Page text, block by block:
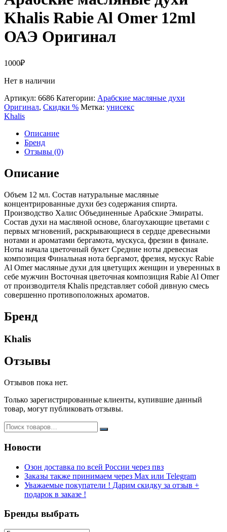
Khalis Rabie Al Omer 12ml
ОАЭ Оригинал
1000₽
Нет в наличии
Артикул: 6686 Категории: Арабские масляные духи
Оригинал, Скидки % Метка: унисекс
Khalis
Описание
Бренд
Отзывы (0)
Описание
Объем 12 мл. Состав натуральные масляные
концентрированные духи без содержания спирта.
Производство Халис Объединенные Арабские Эмираты.
Состав духи на масляной основе, благоухающие цветами с
первых мгновений, раскрывающиеся в сердце древесными
нотами и ароматами бергамота, мускуса, фрезии в финале.
Ноты начала цветочный букет Средние ноты древесная
композиция Финальная нота бергамот, фрезия, мускус Rabie
Al Omer масляные духи для цветущих женщин и уверенных в
себе мужчин Восточная цветочная композиция Rabie Al Omer
от производителя Khalis представляет собой дивную смесь
совершенно противоположных ароматов.
Бренд
Khalis
Отзывы
Отзывов пока нет.
Только зарегистрированные клиенты, купившие данный
товар, могут публиковать отзывы.
Новости
Озон доставка по всей России через пвз
Заказы также принимаем через Max или Telegram
Уважаемые покупатели ! Дарим скидку за отзыв +
подарок в заказе !
Бренды выбрать